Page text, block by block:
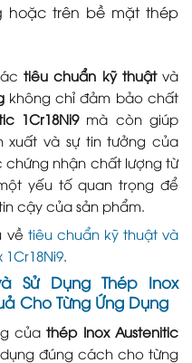
hoặc trên bề mặt thép
tiêu chuẩn kỹ thuậtvà
không chỉ đảm bảo chất
1Cr18Ni9mà còn giúp
xuất và sự tin tưởng của
chứng nhận chất lượng từ
yếu tố quan trọng để
cậy của sản phẩm.
về tiêu chuẩn kỹ thuật và
.
Sử Dụng Thép Inox
Cho Từng Ứng Dụng
củathép Inox Austenitic
đúng cách cho từng